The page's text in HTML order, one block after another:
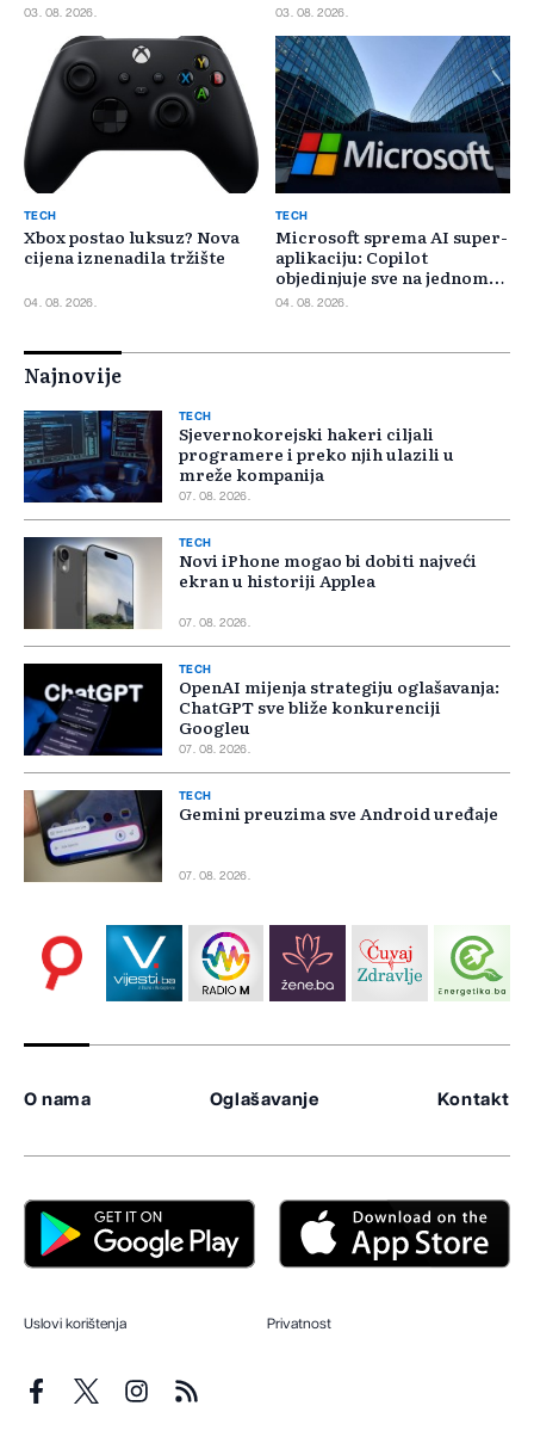
03. 08. 2026. 03. 08. 2026.
TECH
Xbox postao luksuz? Nova
cijena iznenadila tržište
04. 08. 2026.
TECH
Microsoft sprema AI super-
aplikaciju: Copilot
objedinjuje sve na jednom
mjestu
04. 08. 2026.
Najnovije
TECH
Sjevernokorejski hakeri ciljali
programere i preko njih ulazili u
mreže kompanija
07. 08. 2026.
TECH
Novi iPhone mogao bi dobiti najveći
ekran u historiji Applea
07. 08. 2026.
TECH
OpenAI mijenja strategiju oglašavanja:
ChatGPT sve bliže konkurenciji
Googleu
07. 08. 2026.
TECH
Gemini preuzima sve Android uređaje
07. 08. 2026.
O nama Oglašavanje Kontakt
Uslovi korištenja Privatnost